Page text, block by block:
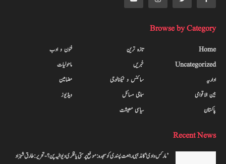
Browse by Category
Home
Uncategorized
اداریہ
بین الاقوامی
پاکستان
تازہ ترین
خبریں
سائنس و ٹیکنالوجی
سماجی مسائل
سیاسی معیشت
فنون و ادب
ماحولیات
مضامین
ویڈیوز
Recent News
’مارکس وادی‘ کا مذہبی رجعت پسندی کو سجدہ: موقع پر ستی یا فکری دیوالیہ پن؟-تحریر: طارق شہزاد